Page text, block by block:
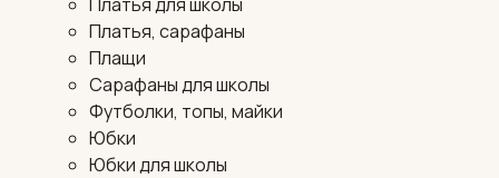
Платья, сарафаны
Плащи
Сарафаны для школы
Футболки, топы, майки
Юбки
Юбки для школы